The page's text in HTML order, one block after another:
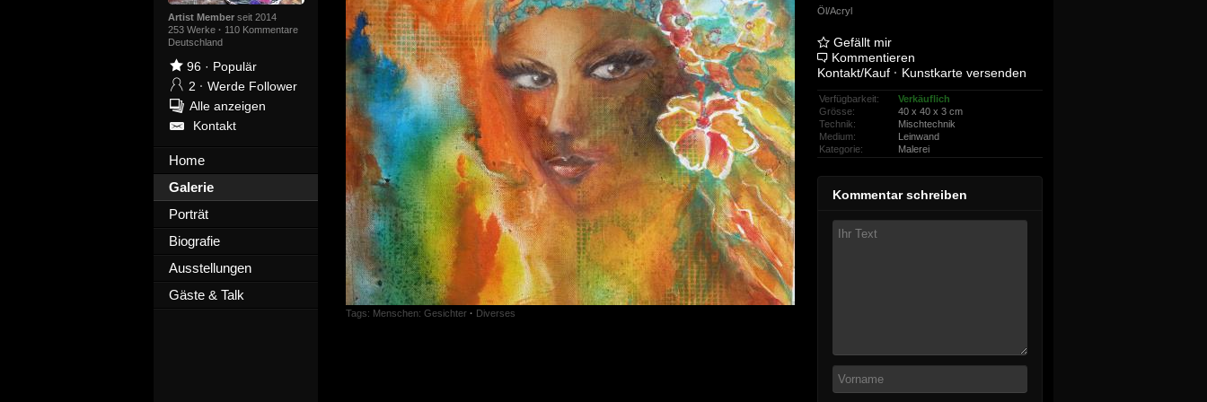
Artist Memberseit 2014
253 Werke · 110 Kommentare
Deutschland
96· Populär
2 · Werde Follower
Alle anzeigen
Kontakt
Home
Galerie
Porträt
Biografie
Ausstellungen
Gäste & Talk
Tags: Menschen: Gesichter · Diverses
Öl/Acryl
Gefällt mir
Kommentieren
Kontakt/Kauf · Kunstkarte versenden
Verfügbarkeit:
Verkäuflich
Grösse:
40 x 40 x 3 cm
Technik:
Mischtechnik
Medium:
Leinwand
Kategorie:
Malerei
Kommentar schreiben